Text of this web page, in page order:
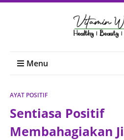
Menu
AYAT POSITIF
Sentiasa Positif
Membahagiakan